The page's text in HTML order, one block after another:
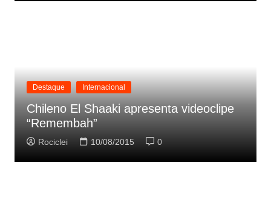
Destaque Internacional
Chileno El Shaaki apresenta videoclipe
“Remembah”
Rociclei 10/08/2015 0